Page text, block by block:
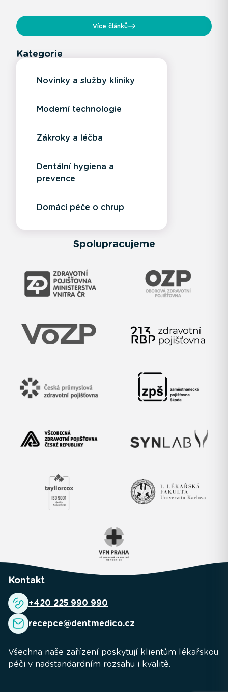
Více článků
Kategorie
Novinky a služby kliniky
Moderní technologie
Zákroky a léčba
Dentální hygiena a
prevence
Domácí péče o chrup
Spolupracujeme
Kontakt
+420 225 990 990
recepce@dentmedico.cz
Všechna naše zařízení poskytují klientům lékařskou
péči v nadstandardním rozsahu i kvalitě.